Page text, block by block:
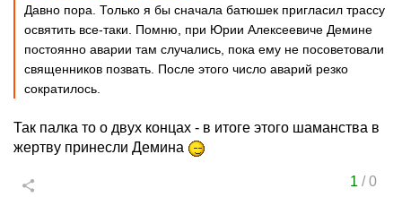
Давно пора. Только я бы сначала батюшек пригласил трассу
освятить все-таки. Помню, при Юрии Алексеевиче Демине
постоянно аварии там случались, пока ему не посоветовали
священников позвать. После этого число аварий резко
сократилось.
Так палка то о двух концах - в итоге этого шаманства в
жертву принесли Демина
1 /0